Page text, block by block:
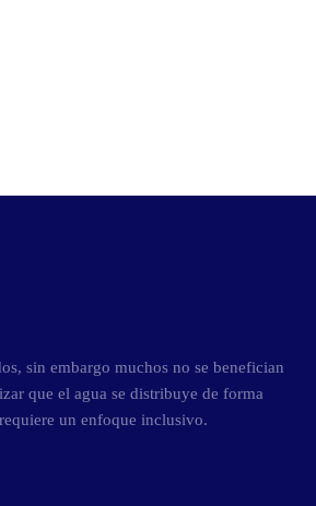
sin embargo muchos no se benefician
que el agua se distribuye de forma
un enfoque inclusivo.